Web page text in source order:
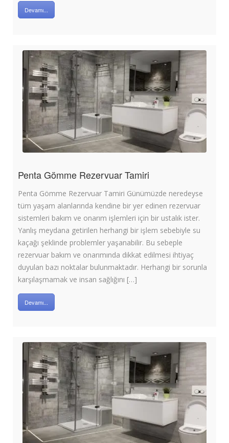
Devamı...
Penta Gömme Rezervuar Tamiri
Penta Gömme Rezervuar Tamiri Günümüzde neredeyse
tüm yaşam alanlarında kendine bir yer edinen rezervuar
sistemleri bakım ve onarım işlemleri için bir ustalık ister.
Yanlış meydana getirilen herhangi bir işlem sebebiyle su
kaçağı şeklinde problemler yaşanabilir. Bu sebeple
rezervuar bakım ve onarımında dikkat edilmesi ihtiyaç
duyulan bazı noktalar bulunmaktadır. Herhangi bir sorunla
karşılaşmamak ve insan sağlığını […]
Devamı...